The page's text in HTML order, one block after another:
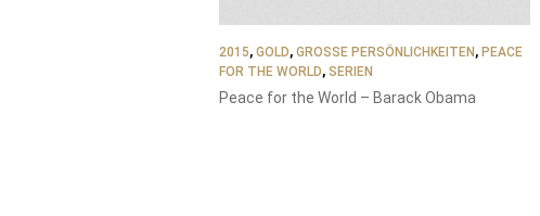
2015, GOLD, GROSSE PERSÖNLICHKEITEN , PEACE
FOR THE WORLD, SERIEN
Peace for the World – Barack Obama